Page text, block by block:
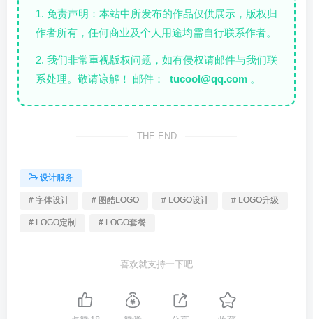
1. 免责声明：本站中所发布的作品仅供展示，版权归
作者所有，任何商业及个人用途均需自行联系作者。
2. 我们非常重视版权问题，如有侵权请邮件与我们联
系处理。敬请谅解！ 邮件：
tucool@qq.com 。
THE END
设计服务
# 字体设计 # 图酷LOGO # LOGO设计 # LOGO升级
# LOGO定制 # LOGO套餐
喜欢就支持一下吧